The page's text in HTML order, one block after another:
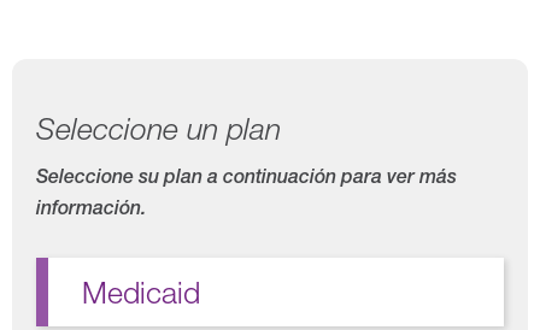
Seleccione un plan
Seleccione su plan a continuación para ver más
información.
Medicaid